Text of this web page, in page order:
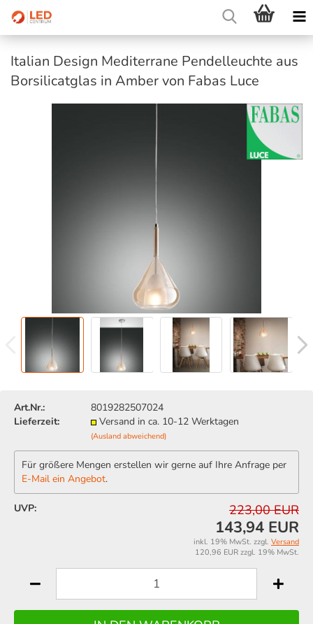
Italian Design Mediterrane Pendelleuchte aus
Borsilicatglas in Amber von Fabas Luce
Art.Nr.:
8019282507024
Lieferzeit:
Versand in ca. 10-12 Werktagen
(Ausland abweichend)
Für größere Mengen erstellen wir gerne auf Ihre Anfrage per
E-Mail ein Angebot.
UVP: 223,00 EUR
143,94 EUR
inkl. 19% MwSt. zzgl. Versand
120,96 EUR zzgl. 19% MwSt.